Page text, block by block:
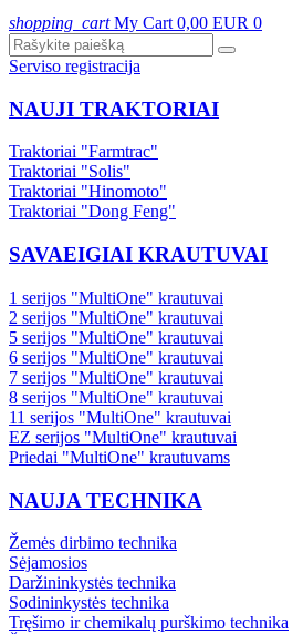
shopping_cart My Cart 0,00 EUR 0
Serviso registracija
NAUJI TRAKTORIAI
Traktoriai "Farmtrac"
Traktoriai "Solis"
Traktoriai "Hinomoto"
Traktoriai "Dong Feng"
SAVAEIGIAI KRAUTUVAI
1 serijos "MultiOne" krautuvai
2 serijos "MultiOne" krautuvai
5 serijos "MultiOne" krautuvai
6 serijos "MultiOne" krautuvai
7 serijos "MultiOne" krautuvai
8 serijos "MultiOne" krautuvai
11 serijos "MultiOne" krautuvai
EZ serijos "MultiOne" krautuvai
Priedai "MultiOne" krautuvams
NAUJA TECHNIKA
Žemės dirbimo technika
Sėjamosios
Daržininkystės technika
Sodininkystės technika
Tręšimo ir chemikalų purškimo technika